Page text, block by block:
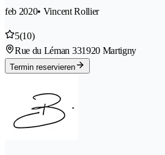
feb 2020• Vincent Rollier
5(10)
Rue du Léman 331920 Martigny
Termin reservieren